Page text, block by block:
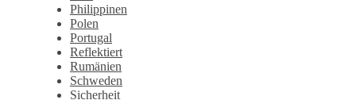
Philippinen
Polen
Portugal
Reflektiert
Rumänien
Schweden
Sicherheit